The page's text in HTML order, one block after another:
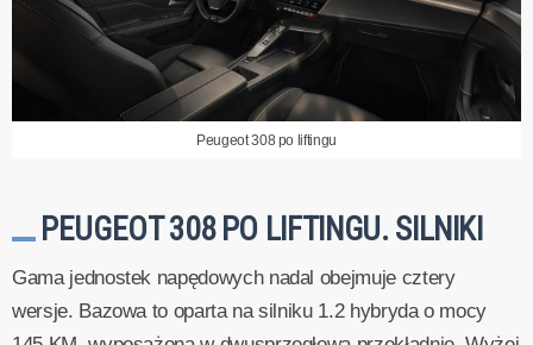
Peugeot 308 po liftingu
PEUGEOT 308 PO LIFTINGU. SILNIKI
Gama jednostek napędowych nadal obejmuje cztery
wersje. Bazowa to oparta na silniku 1.2 hybryda o mocy